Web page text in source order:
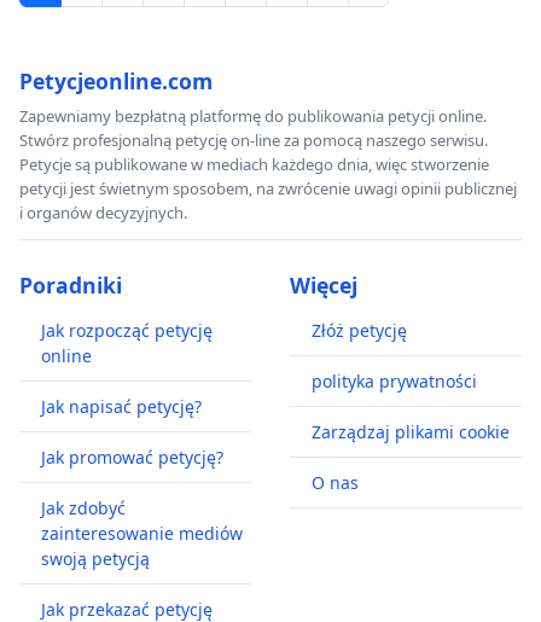
Petycjeonline.com
Zapewniamy bezpłatną platformę do publikowania petycji online.
Stwórz profesjonalną petycję on-line za pomocą naszego serwisu.
Petycje są publikowane w mediach każdego dnia, więc stworzenie
petycji jest świetnym sposobem, na zwrócenie uwagi opinii publicznej
i organów decyzyjnych.
Poradniki
Jak rozpocząć petycję
online
Jak napisać petycję?
Jak promować petycję?
Jak zdobyć
zainteresowanie mediów
swoją petycją
Jak przekazać petycję
Więcej
Złóż petycję
polityka prywatności
Zarządzaj plikami cookie
O nas